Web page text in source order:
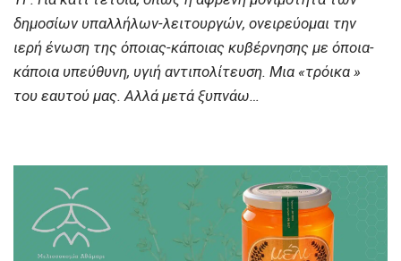
δημοσίων υπαλλήλων-λειτουργών, ονειρεύομαι την
ιερή ένωση της όποιας-κάποιας κυβέρνησης με όποια-
κάποια υπεύθυνη, υγιή αντιπολίτευση. Μια «τρόικα »
του εαυτού μας. Αλλά μετά ξυπνάω…